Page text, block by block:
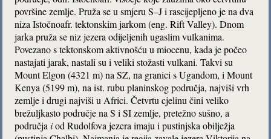
površine zemlje. Pruža se u smjeru S–J i rascijepljeno je na dva
niza Istočnoafr. tektonskim jarkom (eng. Rift Valley). Dnom
jarka pruža se niz jezera odijeljenih ugaslim vulkanima.
Povezano s tektonskom aktivnošću u miocenu, kada je počeo
nastajati jarak, nastali su i veliki stožasti vulkani. Takvi su
Mount Elgon (4321 m) na SZ, na granici s Ugandom, i Mount
Kenya (5199 m), na ist. rubu planinskog područja, najviši vrh
zemlje i drugi najviši u Africi. Četvrtu cjelinu čini veliko
brežuljkasto područje na S i SI zemlje, pretežno sušno, a
područjaiod Rudolfova jezera imaju i pustinjska obilježja